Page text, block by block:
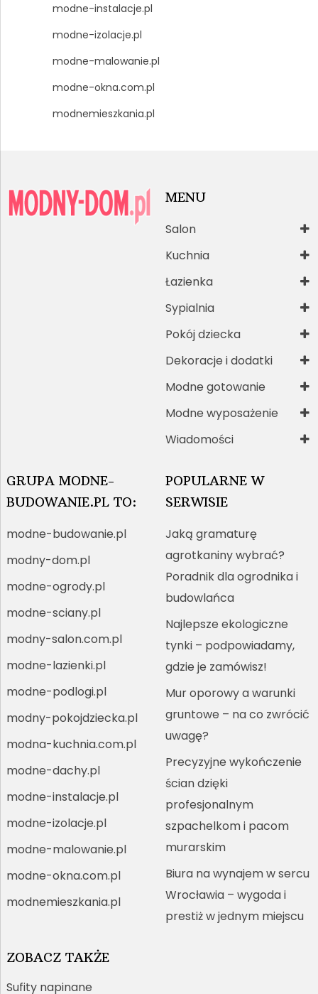
modne-instalacje.pl
modne-izolacje.pl
modne-malowanie.pl
modne-okna.com.pl
modnemieszkania.pl
MENU
Salon
Kuchnia
Łazienka
Sypialnia
Pokój dziecka
Dekoracje i dodatki
Modne gotowanie
Modne wyposażenie
Wiadomości
GRUPA MODNE-
BUDOWANIE.PL TO:
modne-budowanie.pl
modny-dom.pl
modne-ogrody.pl
modne-sciany.pl
modny-salon.com.pl
modne-lazienki.pl
modne-podlogi.pl
modny-pokojdziecka.pl
modna-kuchnia.com.pl
modne-dachy.pl
modne-instalacje.pl
modne-izolacje.pl
modne-malowanie.pl
modne-okna.com.pl
modnemieszkania.pl
POPULARNE W
SERWISIE
Jaką gramaturę
agrotkaniny wybrać?
Poradnik dla ogrodnika i
budowlańca
Najlepsze ekologiczne
tynki – podpowiadamy,
gdzie je zamówisz!
Mur oporowy a warunki
gruntowe – na co zwrócić
uwagę?
Precyzyjne wykończenie
ścian dzięki
profesjonalnym
szpachelkom i pacom
murarskim
Biura na wynajem w sercu
Wrocławia – wygoda i
prestiż w jednym miejscu
ZOBACZ TAKŻE
Sufity napinane